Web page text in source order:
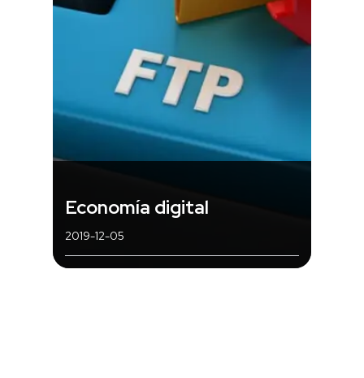
Economía digital
2019-12-05